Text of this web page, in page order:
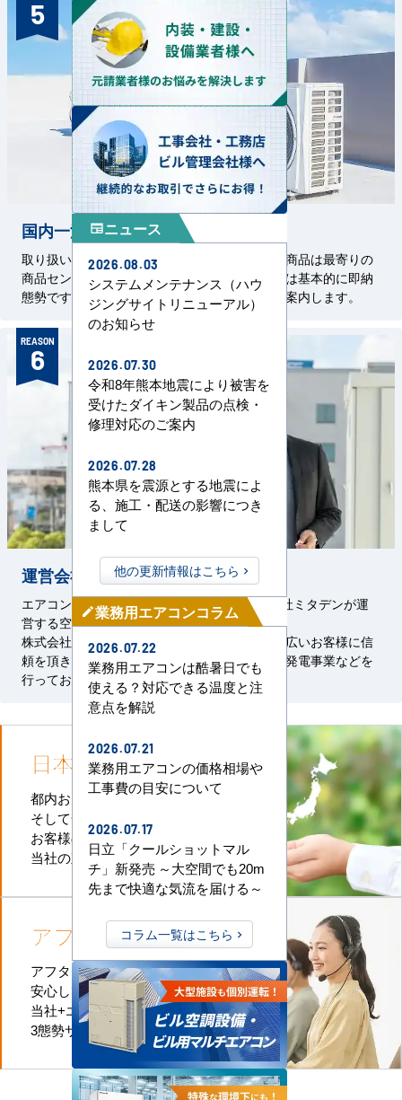
5
国内一流メーカーを即納態勢で
取り扱い商品はすべて国内一流メーカーです。商品は最寄りの
商品センターから発送します。掲載の汎用機種は基本的に即納
態勢です。特殊機器については都度、納期をご案内します。
REASON
6
運営会社の信頼と実績
エアコンセンターACは、1967年創設の株式会社ミタデンが運
営する空調事業サービスです。
株式会社ミタデンは、官公庁をはじめとした幅広いお客様に信
頼を頂き、空調・管設備工事、電気設備工事、発電事業などを
行っております。
日本全国施工対応
都内および首都圏全域
そして全国津々浦々
お客様のお近くに
当社の直工店がございます
アフターケアも万全
アフターケアも迅速に対応、
安心してお任せいただけます。
当社+エアコンメーカー+直工店の
3態勢サポートなのでお任せください
newspaperニュース
2026.08.03
システムメンテナンス（ハウ
ジングサイトリニューアル）
のお知らせ
2026.07.30
令和8年熊本地震により被害を
受けたダイキン製品の点検・
修理対応のご案内
2026.07.28
熊本県を震源とする地震によ
る、施工・配送の影響につき
まして
他の更新情報はこちら
mode_edit業務用エアコンコラム
2026.07.22
業務用エアコンは酷暑日でも
使える？対応できる温度と注
意点を解説
2026.07.21
業務用エアコンの価格相場や
工事費の目安について
2026.07.17
日立「クールショットマル
チ」新発売 ～大空間でも20m
先まで快適な気流を届ける～
コラム一覧はこちら